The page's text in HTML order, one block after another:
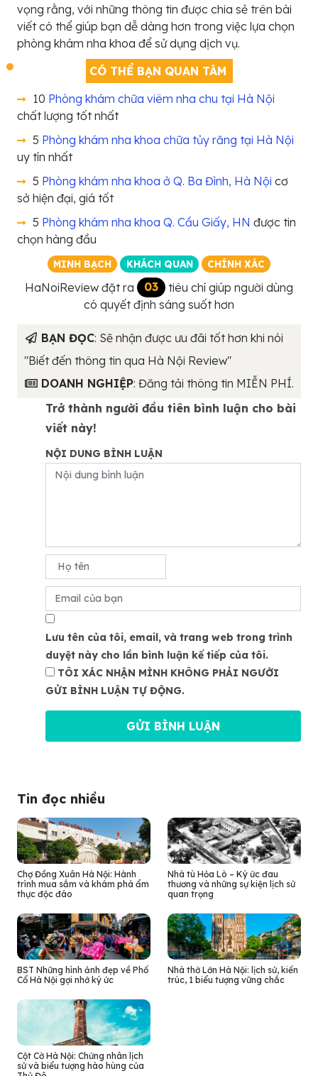
vọng rằng, với những thông tin được chia sẻ trên bài
viết có thể giúp bạn dễ dàng hơn trong việc lựa chọn
phòng khám nha khoa để sử dụng dịch vụ.
CÓ THỂ BẠN QUAN TÂM
10 Phòng khám chữa viêm nha chu tại Hà Nội
chất lượng tốt nhất
5 Phòng khám nha khoa chữa tủy răng tại Hà Nội
uy tín nhất
5 Phòng khám nha khoa ở Q. Ba Đình, Hà Nội cơ
sở hiện đại, giá tốt
5 Phòng khám nha khoa Q. Cầu Giấy, HN được tin
chọn hàng đầu
MINH BẠCH KHÁCH QUAN CHÍNH XÁC
HaNoiReview đặt ra 03 tiêu chí giúp người dùng
có quyết định sáng suốt hơn
BẠN ĐỌC: Sẽ nhận được ưu đãi tốt hơn khi nói
"Biết đến thông tin qua Hà Nội Review"
DOANH NGHIỆP: Đăng tải thông tin MIỄN PHÍ.
Trở thành người đầu tiên bình luận cho bài
viết này!
NỘI DUNG BÌNH LUẬN
Lưu tên của tôi, email, và trang web trong trình
duyệt này cho lần bình luận kế tiếp của tôi.
TÔI XÁC NHẬN MÌNH KHÔNG PHẢI NGƯỜI
GỬI BÌNH LUẬN TỰ ĐỘNG.
Tin đọc nhiều
Chợ Đồng Xuân Hà Nội: Hành
trình mua sắm và khám phá ẩm
thực độc đáo
Nhà tù Hỏa Lò – Ký ức đau
thương và những sự kiện lịch sử
quan trọng
BST Những hình ảnh đẹp về Phố
Cổ Hà Nội gợi nhớ ký ức
Nhà thờ Lớn Hà Nội: lịch sử, kiến
trúc, 1 biểu tượng vững chắc
Cột Cờ Hà Nội: Chứng nhân lịch
sử và biểu tượng hào hùng của